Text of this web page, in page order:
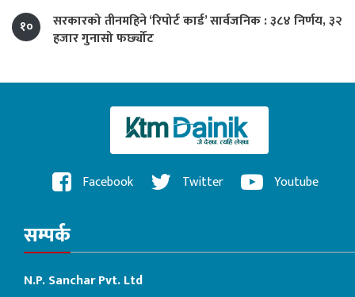
१०
सरकारको तीनमहिने ‘रिपोर्ट कार्ड’ सार्वजनिक : ३८४ निर्णय, ३२
हजार गुनासो फर्छ्योट
Facebook Twitter Youtube
सम्पर्क
N.P. Sanchar Pvt. Ltd